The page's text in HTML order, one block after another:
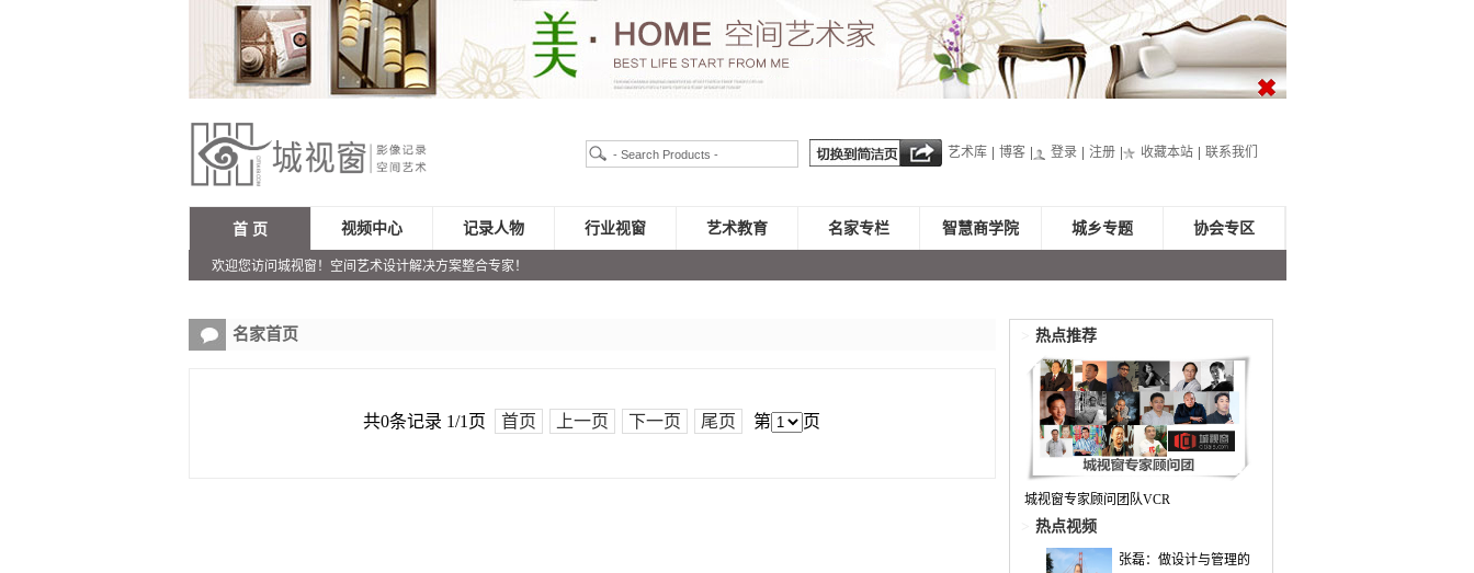
艺术库 博客 登录 注册 收藏本站 联系我们
首 页
欢迎您访问城视窗！空间艺术设计解决方案整合专家！
视频中心 记录人物 行业视窗 艺术教育 名家专栏 智慧商学院 城乡专题 协会专区
名家首页
共0条记录 1/1页 首页 上一页 下一页 尾页 第 页
热点推荐
城视窗专家顾问团队VCR
热点视频
张磊：做设计与管理的